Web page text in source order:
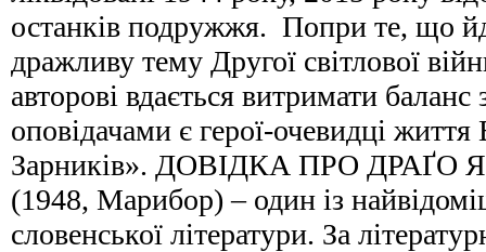
останків подружжя. Попри те, що
дражливу тему Другої світлової
авторові вдається витримати
оповідачами є герої-очевидці
Зарників». ДОВІДКА ПРО ДРАҐО
(1948, Марибор) – один із
словенської літератури. За